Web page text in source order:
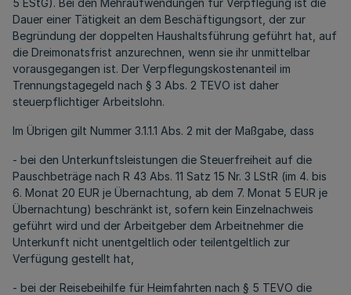
5 EStG). Bei den Mehraufwendungen für Verpflegung ist die
Dauer einer Tätigkeit an dem Beschäftigungsort, der zur
Begründung der doppelten Haushaltsführung geführt hat, auf
die Dreimonatsfrist anzurechnen, wenn sie ihr unmittelbar
vorausgegangen ist. Der Verpflegungskostenanteil im
Trennungstagegeld nach § 3 Abs. 2 TEVO ist daher
steuerpflichtiger Arbeitslohn.
Im Übrigen gilt Nummer 3.1.1.1 Abs. 2 mit der Maßgabe, dass
- bei den Unterkunftsleistungen die Steuerfreiheit auf die
Pauschbeträge nach R 43 Abs. 11 Satz 15 Nr. 3 LStR (im 4. bis
6. Monat 20 EUR je Übernachtung, ab dem 7. Monat 5 EUR je
Übernachtung) beschränkt ist, sofern kein Einzelnachweis
geführt wird und der Arbeitgeber dem Arbeitnehmer die
Unterkunft nicht unentgeltlich oder teilentgeltlich zur
Verfügung gestellt hat,
- bei der Reisebeihilfe für Heimfahrten nach § 5 TEVO die